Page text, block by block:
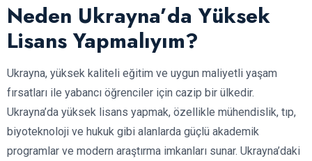
Neden Ukrayna’da Yüksek
Lisans Yapmalıyım?
Ukrayna, yüksek kaliteli eğitim ve uygun maliyetli yaşam
fırsatları ile yabancı öğrenciler için cazip bir ülkedir.
Ukrayna’da yüksek lisans yapmak, özellikle mühendislik, tıp,
biyoteknoloji ve hukuk gibi alanlarda güçlü akademik
programlar ve modern araştırma imkanları sunar. Ukrayna’daki